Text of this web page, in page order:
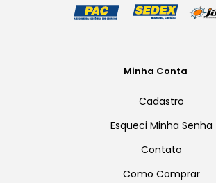
Minha Conta
Cadastro
Esqueci Minha Senha
Contato
Como Comprar